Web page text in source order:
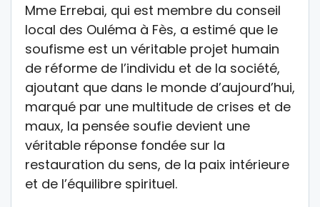
Mme Errebai, qui est membre du conseil
local des Ouléma à Fès, a estimé que le
soufisme est un véritable projet humain
de réforme de l’individu et de la société,
ajoutant que dans le monde d’aujourd’hui,
marqué par une multitude de crises et de
maux, la pensée soufie devient une
véritable réponse fondée sur la
restauration du sens, de la paix intérieure
et de l’équilibre spirituel.